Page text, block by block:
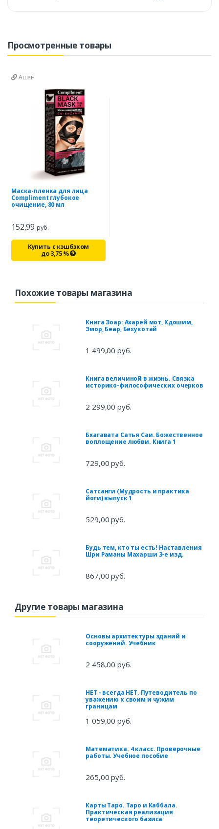
Просмотренные товары
Ашан
Маска-пленка для лица
Compliment глубокое
очищение, 80 мл
152,99 руб.
Купить с кэшбэком
до3,75%
Похожие товары магазина
Книга Зоар: Ахарей мот, Кдошим,
Эмор, Беар, Бехукотай
1 499,00 руб.
Книга величиной в жизнь. Связка
историко-философических очерков
2 299,00 руб.
Бхагавата Сатья Саи. Божественное
воплощение любви. Книга 1
729,00 руб.
Сатсанги (Мудрость и практика
йоги) выпуск 1
529,00 руб.
Будь тем, кто ты есть! Наставления
Шри Раманы Махарши 3-е изд.
867,00 руб.
Другие товары магазина
Основы архитектуры зданий и
сооружений. Учебник
2 458,00 руб.
НЕТ - всегда НЕТ. Путеводитель по
уважению к своим и чужим
границам
1 059,00 руб.
Математика. 4 класс. Проверочные
работы. Учебное пособие
265,00 руб.
Карты Таро. Таро и Каббала.
Практическая реализация
теоретического базиса